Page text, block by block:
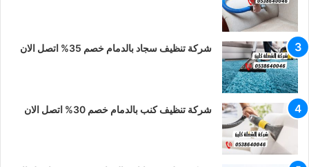
شركة تنظيف سجاد بالدمام خصم 35% اتصل الان
شركة تنظيف كنب بالدمام خصم 30% اتصل الان